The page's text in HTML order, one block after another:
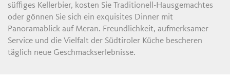
süffiges Kellerbier, kosten Sie Traditionell-Hausgemachtes
oder gönnen Sie sich ein exquisites Dinner mit
Panoramablick auf Meran. Freundlichkeit, aufmerksamer
Service und die Vielfalt der Südtiroler Küche bescheren
täglich neue Geschmackserlebnisse.